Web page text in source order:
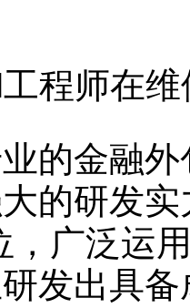
程师在
的金融
的研发
，广泛运
发出具